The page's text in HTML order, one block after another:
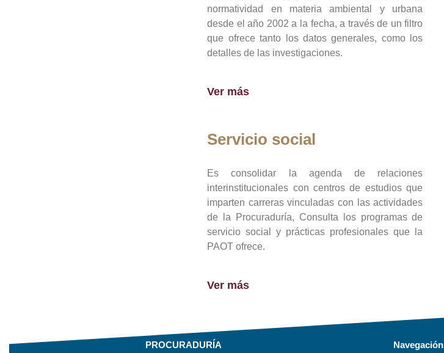
normatividad en materia ambiental y urbana
desde el año 2002 a la fecha, a través de un filtro
que ofrece tanto los datos generales, como los
detalles de las investigaciones.
Ver más
Servicio social
Es consolidar la agenda de relaciones
interinstitucionales con centros de estudios que
imparten carreras vinculadas con las actividades
de la Procuraduría, Consulta los programas de
servicio social y prácticas profesionales que la
PAOT ofrece.
Ver más
PROCURADURÍA Navegación